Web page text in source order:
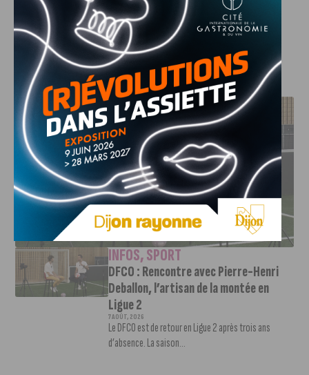
Peepshow dans les Alpes surFacebook
J'AIME LE DFCO
DFCO : RENCONTRE AVEC PIERRE-HENRI DEBALLON,
L’ARTISAN DE LA MONTÉE EN LIGUE 2
INFOS,SPORT
DFCO : Rencontre avec Pierre-Henri
Deballon, l’artisan de la montée en
Ligue 2
7 AOÛT, 2026
Le DFCO est de retour en Ligue 2 après trois ans
d’absence. La saison...